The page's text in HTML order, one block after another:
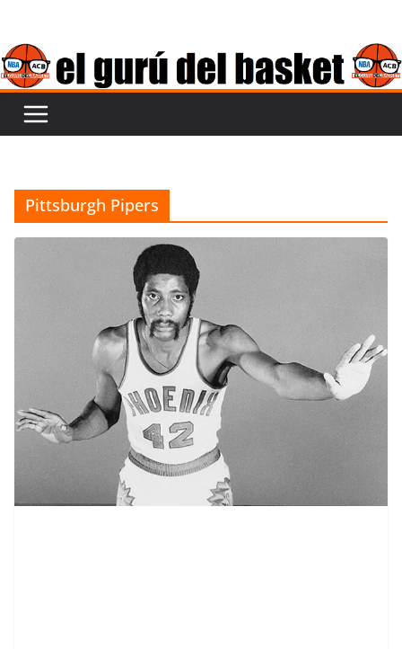
contenido
Pittsburgh Pipers